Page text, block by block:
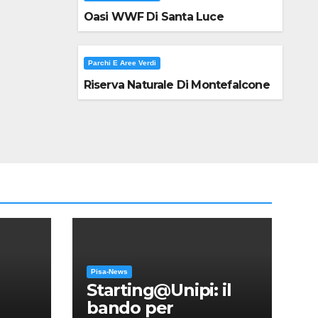
Oasi WWF Di Santa Luce
Parchi E Aree Verdi
Riserva Naturale Di Montefalcone
Pisa-News
Starting@Unipi: il
bando per